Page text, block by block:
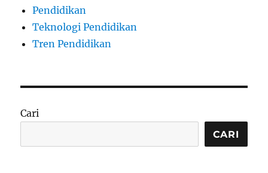
Pendidikan
Teknologi Pendidikan
Tren Pendidikan
Cari
CARI